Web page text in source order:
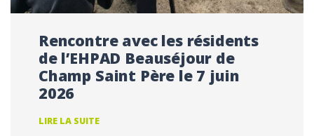
Rencontre avec les résidents
de l’EHPAD Beauséjour de
Champ Saint Père le 7 juin
2026
LIRE LA SUITERENCONTRE